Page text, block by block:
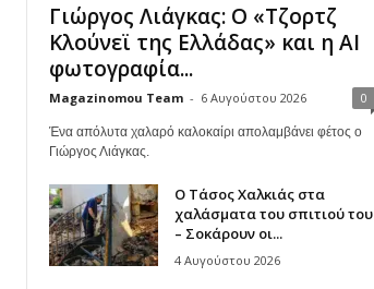
Γιώργος Λιάγκας: Ο «Τζορτζ
Κλούνεϊ της Ελλάδας» και η AI
φωτογραφία...
Magazinomou Team - 6 Αυγούστου 2026 0
Ένα απόλυτα χαλαρό καλοκαίρι απολαμβάνει φέτος ο
Γιώργος Λιάγκας.
Ο Τάσος Χαλκιάς στα
χαλάσματα του σπιτιού του
– Σοκάρουν οι...
4 Αυγούστου 2026